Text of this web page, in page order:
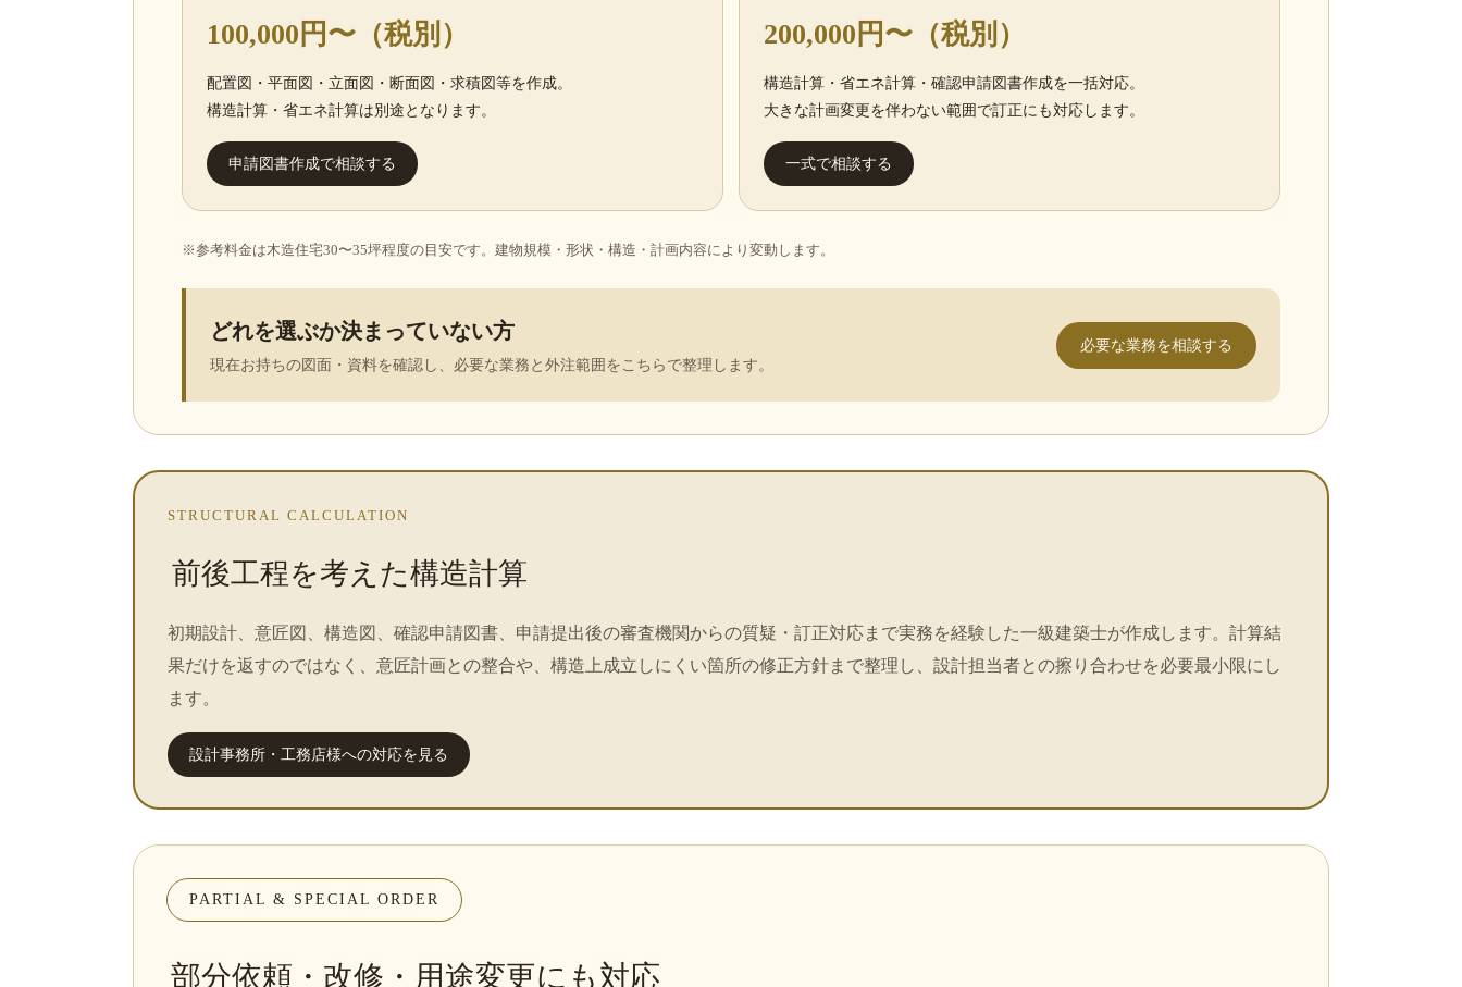
100,000円〜（税別）
配置図・平面図・立面図・断面図・求積図等を作成。
構造計算・省エネ計算は別途となります。
申請図書作成で相談する
200,000円〜（税別）
構造計算・省エネ計算・確認申請図書作成を一括対応。
大きな計画変更を伴わない範囲で訂正にも対応します。
一式で相談する
※参考料金は木造住宅30〜35坪程度の目安です。建物規模・形状・構造・計画内容により変動します。
どれを選ぶか決まっていない方
現在お持ちの図面・資料を確認し、必要な業務と外注範囲をこちらで整理します。
必要な業務を相談する
STRUCTURAL CALCULATION
前後工程を考えた構造計算
初期設計、意匠図、構造図、確認申請図書、申請提出後の審査機関からの質疑・訂正対応まで実務を経験した一級建築士が作成します。計算結
果だけを返すのではなく、意匠計画との整合や、構造上成立しにくい箇所の修正方針まで整理し、設計担当者との擦り合わせを必要最小限にし
ます。
設計事務所・工務店様への対応を見る
PARTIAL & SPECIAL ORDER
部分依頼・改修・用途変更にも対応